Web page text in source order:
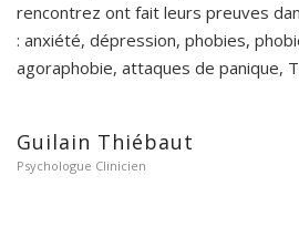
rencontrez ont fait leurs preuves
: anxiété, dépression, phobies,
agoraphobie, attaques de panique,
Guilain Thiébaut
Psychologue Clinicien